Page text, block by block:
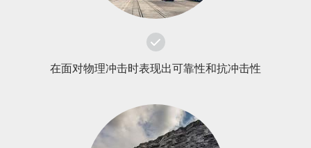
在面对物理冲击时表现出可靠性和抗冲击性